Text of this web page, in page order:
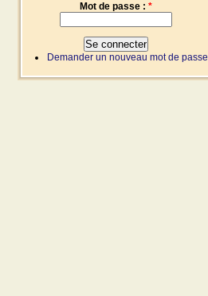
Mot de passe : *
Demander un nouveau mot de passe